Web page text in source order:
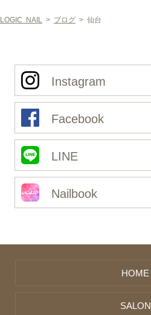
LOGIC NAIL > ブログ > 仙台
Instagram
Facebook
LINE
Nailbook
HOME
SALON